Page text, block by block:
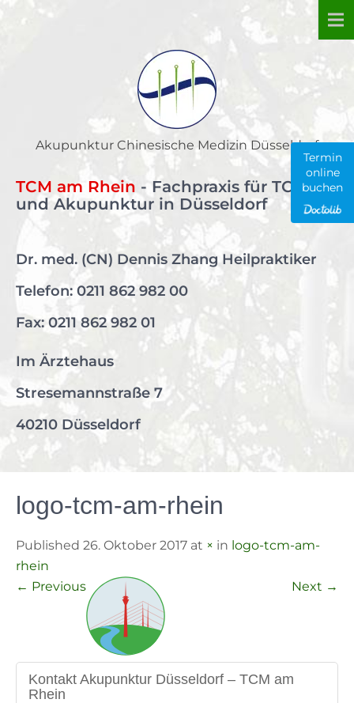
Akupunktur Chinesische Medizin Düsseldorf
TCM am Rhein - Fachpraxis für TCM
und Akupunktur in Düsseldorf
Dr. med. (CN) Dennis Zhang Heilpraktiker
Telefon: 0211 862 982 00
Fax: 0211 862 982 01
Im Ärztehaus
Stresemannstraße 7
40210 Düsseldorf
logo-tcm-am-rhein
Published 26. Oktober 2017 at × in logo-tcm-am-
rhein
← Previous Next →
Kontakt Akupunktur Düsseldorf – TCM am
Rhein
Termin
online
buchen